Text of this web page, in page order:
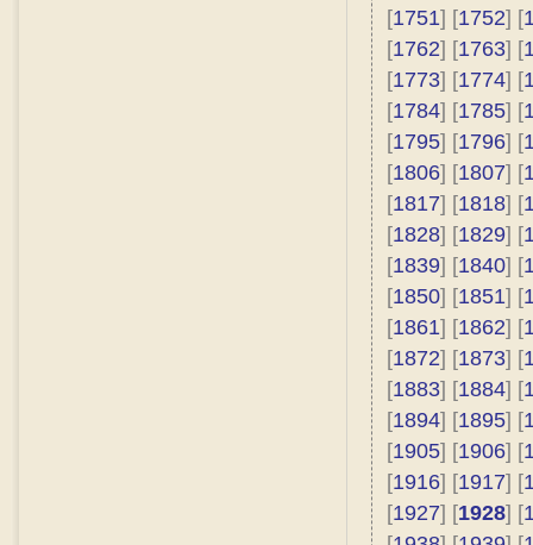
[1751] [1752] [
[1762] [1763] [
[1773] [1774] [
[1784] [1785] [
[1795] [1796] [
[1806] [1807] [
[1817] [1818] [
[1828] [1829] [
[1839] [1840] [
[1850] [1851] [
[1861] [1862] [
[1872] [1873] [
[1883] [1884] [
[1894] [1895] [
[1905] [1906] [
[1916] [1917] [
[1927] [1928] [